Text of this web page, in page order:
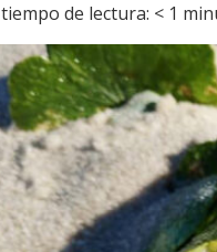
tiempo de lectura: < 1